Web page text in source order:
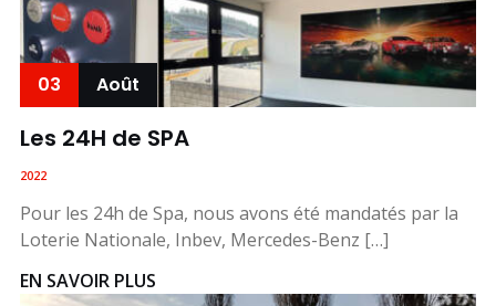
03 Août
Les 24H de SPA
2022
Pour les 24h de Spa, nous avons été mandatés par la
Loterie Nationale, Inbev, Mercedes-Benz […]
EN SAVOIR PLUS